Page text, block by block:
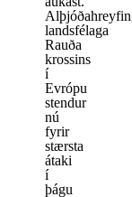
landsfélaga
Rauða
krossins
í
Evrópu
stendur
nú
fyrir
stærsta
átaki
í
þágu